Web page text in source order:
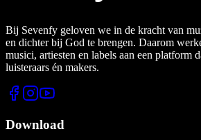
Bij Sevenfy geloven we in de kracht van
en dichter bij God te brengen. Daarom
musici, artiesten en labels aan een platform
luisteraars én makers.
Download